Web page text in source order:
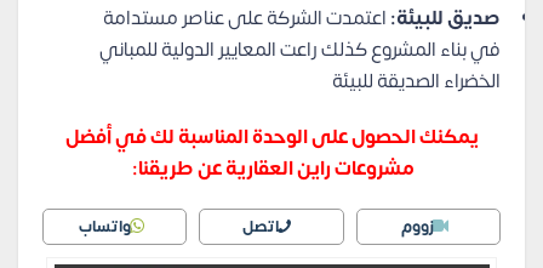
صديق للبيئة:اعتمدت الشركة على عناصر مستدامة
في بناء المشروع كذلك راعت المعايير الدولية للمباني
الخضراء الصديقة للبيئة
يمكنك الحصول على الوحدة المناسبة لك في أفضل
مشروعات راين العقارية عن طريقنا:
زووم اتصل واتساب